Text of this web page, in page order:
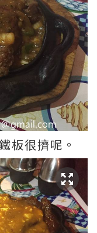
板很擠呢。